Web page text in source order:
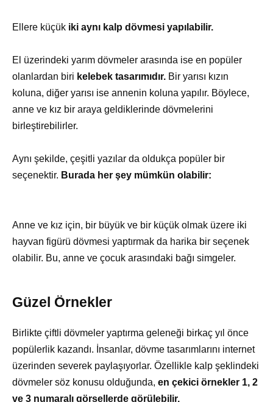
Ellere küçük iki aynı kalp dövmesi yapılabilir.
El üzerindeki yarım dövmeler arasında ise en popüler
olanlardan biri kelebek tasarımıdır. Bir yarısı kızın
koluna, diğer yarısı ise annenin koluna yapılır. Böylece,
anne ve kız bir araya geldiklerinde dövmelerini
birleştirebilirler.
Aynı şekilde, çeşitli yazılar da oldukça popüler bir
seçenektir. Burada her şey mümkün olabilir:
Anne ve kız için, bir büyük ve bir küçük olmak üzere iki
hayvan figürü dövmesi yaptırmak da harika bir seçenek
olabilir. Bu, anne ve çocuk arasındaki bağı simgeler.
Güzel Örnekler
Birlikte çiftli dövmeler yaptırma geleneği birkaç yıl önce
popülerlik kazandı. İnsanlar, dövme tasarımlarını internet
üzerinden severek paylaşıyorlar. Özellikle kalp şeklindeki
dövmeler söz konusu olduğunda, en çekici örnekler 1, 2
ve 3 numaralı görsellerde görülebilir.